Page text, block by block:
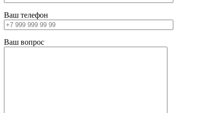
Ваш телефон
Ваш вопрос